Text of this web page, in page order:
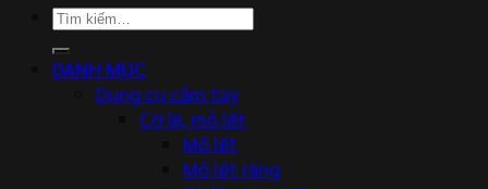
Tìm
DANH MỤC
Dụng cụ cầm tay
Cờ lê, mỏ lết
Mỏ lết
Mỏ lết răng